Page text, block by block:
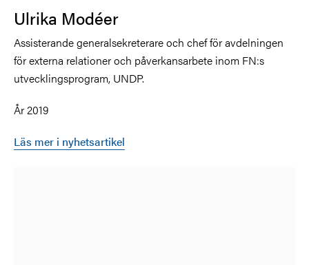
Ulrika Modéer
Assisterande generalsekreterare och chef för avdelningen
för externa relationer och påverkansarbete inom FN:s
utvecklingsprogram, UNDP.
År 2019
Läs mer i nyhetsartikel